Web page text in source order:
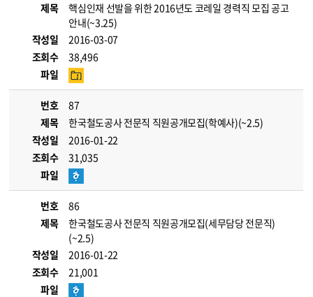
제목
핵심인재 선발을 위한 2016년도 코레일 경력직 모집 공고
안내(~3.25)
작성일
2016-03-07
조회수
38,496
파일
번호
87
제목
한국철도공사 전문직 직원공개모집(학예사)(~2.5)
작성일
2016-01-22
조회수
31,035
파일
번호
86
제목
한국철도공사 전문직 직원공개모집(세무담당 전문직)
(~2.5)
작성일
2016-01-22
조회수
21,001
파일